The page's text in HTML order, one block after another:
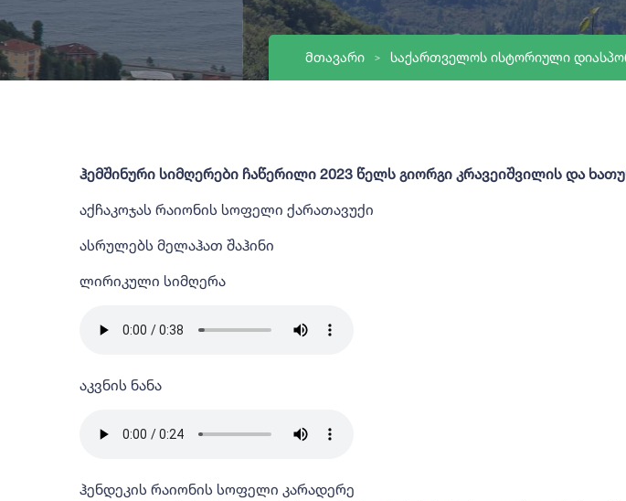
ᲛᲗᲐᲕᲐᲠᲘ ᲡᲐᲥᲐᲠᲗᲕᲔᲚᲝᲡ ᲘᲡᲢᲝᲠᲘᲣᲚᲘ
ჰემშინური სიმღერები ჩაწერილი 2023 წელს გიორგი კრავეიშვილის და
აქჩაკოჯას რაიონის სოფელი ქარათავუქი
ასრულებს მელაჰათ შაჰინი
ლირიკული სიმღერა
აკვნის ნანა
ჰენდეკის რაიონის სოფელი კარადერე